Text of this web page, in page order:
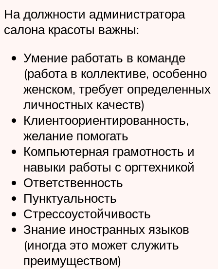
На должности администратора
салона красоты важны:
Умение работать в команде
(работа в коллективе, особенно
женском, требует определенных
личностных качеств)
Клиентоориентированность,
желание помогать
Компьютерная грамотность и
навыки работы с оргтехникой
Ответственность
Пунктуальность
Стрессоустойчивость
Знание иностранных языков
(иногда это может служить
преимуществом)